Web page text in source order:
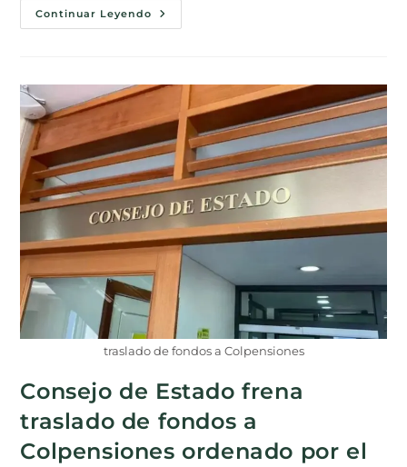
Continuar Leyendo
traslado de fondos a Colpensiones
Consejo de Estado frena
traslado de fondos a
Colpensiones ordenado por el